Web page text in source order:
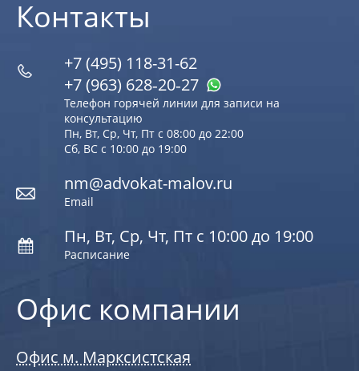
Офис компании
Офис м. Марксистская
Контакты
+7 (495) 118-31-62
+7 (963) 628‑20‑27
Телефон горячей линии для записи на
консультацию
Пн, Вт, Ср, Чт, Пт с 08:00 до 22:00
Сб, ВС с 10:00 до 19:00
nm@advokat-malov.ru
Email
Пн, Вт, Ср, Чт, Пт с 10:00 до 19:00
Расписание